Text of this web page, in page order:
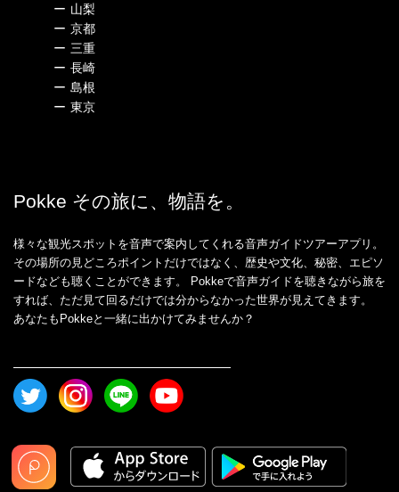
ー 山梨
ー 京都
ー 三重
ー 長崎
ー 島根
ー 東京
Pokke その旅に、物語を。
様々な観光スポットを音声で案内してくれる音声ガイドツアーアプリ。
その場所の見どころポイントだけではなく、歴史や文化、秘密、エピソ
ードなども聴くことができます。 Pokkeで音声ガイドを聴きながら旅を
すれば、ただ見て回るだけでは分からなかった世界が見えてきます。
あなたもPokkeと一緒に出かけてみませんか？